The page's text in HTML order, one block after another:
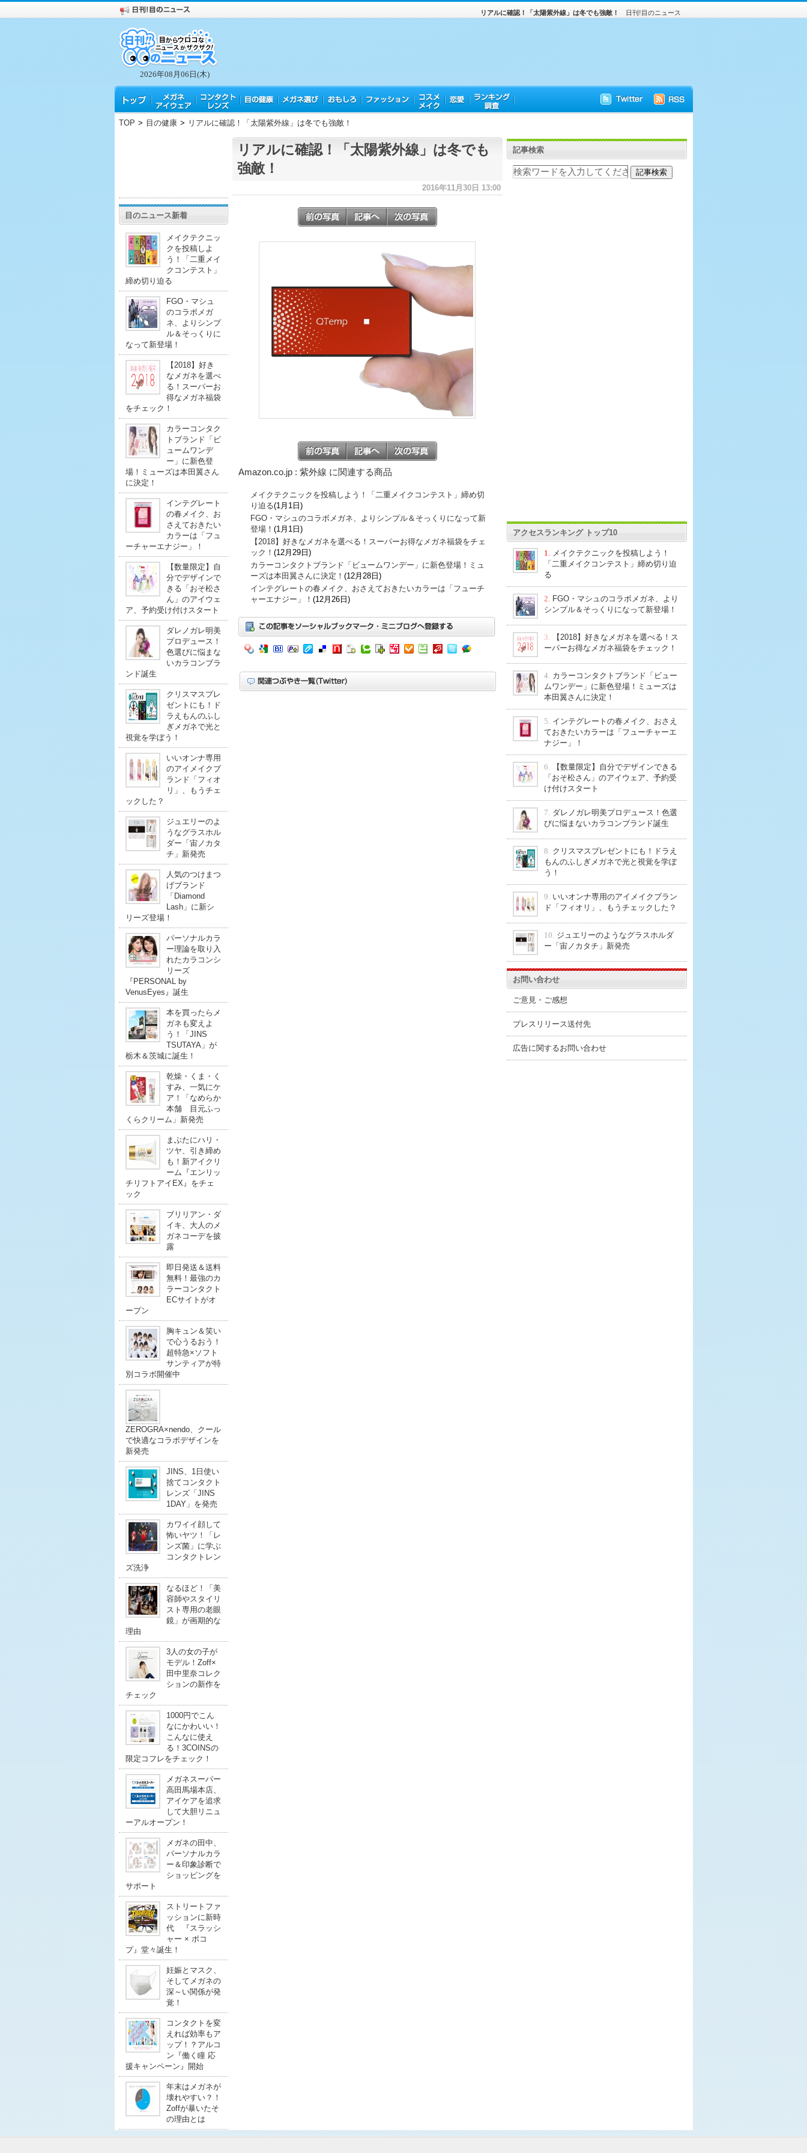
2026年08月06日(木)
日刊!目のニュース
リアルに確認！「太陽紫外線」は冬でも強敵！
TOP > 目の健康 > リアルに確認！「太陽紫外線」は冬でも強敵！
目のニュース新着
メイクテクニッ
クを投稿しよ
う！「二重メイ
クコンテスト」
締め切り迫る
FGO・マシュ
のコラボメガ
ネ、よりシンプ
ル＆そっくりに
なって新登場！
【2018】好き
なメガネを選べ
る！スーパーお
得なメガネ福袋
をチェック！
カラーコンタク
トブランド「ビ
ュームワンデ
ー」に新色登
場！ミューズは本田翼さん
に決定！
インテグレート
の春メイク、お
さえておきたい
カラーは「フュ
ーチャーエナジー」！
【数量限定】自
分でデザインで
きる「おそ松さ
ん」のアイウェ
ア、予約受け付けスタート
ダレノガレ明美
プロデュース！
色選びに悩まな
いカラコンブラ
ンド誕生
クリスマスプレ
ゼントにも！ド
ラえもんのふし
ぎメガネで光と
視覚を学ぼう！
いいオンナ専用
のアイメイクブ
ランド「フィオ
リ」、もうチェ
ックした？
ジュエリーのよ
うなグラスホル
ダー「宙ノカタ
チ」新発売
人気のつけまつ
げブランド
「Diamond
Lash」に新シ
リーズ登場！
パーソナルカラ
ー理論を取り入
れたカラコンシ
リーズ
『PERSONAL by
VenusEyes』誕生
本を買ったらメ
ガネも変えよ
う！「JINS
TSUTAYA」が
栃木＆茨城に誕生！
乾燥・くま・く
すみ、一気にケ
ア！「なめらか
本舗 目元ふっ
くらクリーム」新発売
まぶたにハリ・
ツヤ、引き締め
も！新アイクリ
ーム『エンリッ
チリフトアイEX』をチェ
ック
ブリリアン・ダ
イキ、大人のメ
ガネコーデを披
露
即日発送＆送料
無料！最強のカ
ラーコンタクト
ECサイトがオ
ープン
胸キュン＆笑い
で心うるおう！
超特急×ソフト
サンティアが特
別コラボ開催中
ZEROGRA×nendo、クール
で快適なコラボデザインを
新発売
JINS、1日使い
捨てコンタクト
レンズ「JINS
1DAY」を発売
カワイイ顔して
怖いヤツ！「レ
ンズ菌」に学ぶ
コンタクトレン
ズ洗浄
なるほど！「美
容師やスタイリ
スト専用の老眼
鏡」が画期的な
理由
3人の女の子が
モデル！Zoff×
田中里奈コレク
ションの新作を
チェック
1000円でこん
なにかわいい！
こんなに使え
る！3COINSの
限定コフレをチェック！
メガネスーパー
高田馬場本店、
アイケアを追求
して大胆リニュ
ーアルオープン！
メガネの田中、
パーソナルカラ
ー＆印象診断で
ショッピングを
サポート
ストリートファ
ッションに新時
代 『スラッシ
ャー × ポコ
プ』堂々誕生！
妊娠とマスク、
そしてメガネの
深～い関係が発
覚！
コンタクトを変
えれば効率もア
ップ！？アルコ
ン『働く瞳 応
援キャンペーン』開始
年末はメガネが
壊れやすい？！
Zoffが暴いたそ
の理由とは
リアルに確認！「太陽紫外線」は冬でも
強敵！
2016年11月30日 13:00
Amazon.co.jp : 紫外線 に関連する商品
メイクテクニックを投稿しよう！「二重メイクコンテスト」締め切
り迫る(1月1日)
FGO・マシュのコラボメガネ、よりシンプル＆そっくりになって新
登場！ (1月1日)
【2018】好きなメガネを選べる！スーパーお得なメガネ福袋をチェ
ック！ (12月29日)
カラーコンタクトブランド「ビュームワンデー」に新色登場！ミュ
ーズは本田翼さんに決定！ (12月28日)
インテグレートの春メイク、おさえておきたいカラーは「フューチ
ャーエナジー」！ (12月26日)
記事検索
アクセスランキング トップ10
1.
メイクテクニックを投稿しよう！
「二重メイクコンテスト」締め切り迫
る
2. FGO・マシュのコラボメガネ、より
シンプル＆そっくりになって新登場！
3.
【2018】好きなメガネを選べる！ス
ーパーお得なメガネ福袋をチェック！
4. カラーコンタクトブランド「ビュー
ムワンデー」に新色登場！ミューズは
本田翼さんに決定！
5. インテグレートの春メイク、おさえ
ておきたいカラーは「フューチャーエ
ナジー」！
6.
【数量限定】自分でデザインできる
「おそ松さん」のアイウェア、予約受
け付けスタート
7. ダレノガレ明美プロデュース！色選
びに悩まないカラコンブランド誕生
8. クリスマスプレゼントにも！ドラえ
もんのふしぎメガネで光と視覚を学ぼ
う！
9. いいオンナ専用のアイメイクブラン
ド「フィオリ」、もうチェックした？
10. ジュエリーのようなグラスホルダ
ー「宙ノカタチ」新発売
お問い合わせ
ご意見・ご感想
プレスリリース送付先
広告に関するお問い合わせ